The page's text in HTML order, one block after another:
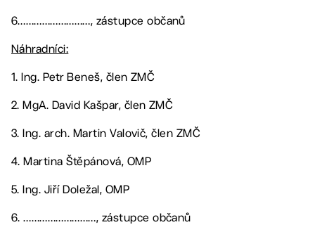
6………………………, zástupce občanů
Náhradníci:
1. Ing. Petr Beneš, člen ZMČ
2. MgA. David Kašpar, člen ZMČ
3. Ing. arch. Martin Valovič, člen ZMČ
4. Martina Štěpánová, OMP
5. Ing. Jiří Doležal, OMP
6. ………………………, zástupce občanů